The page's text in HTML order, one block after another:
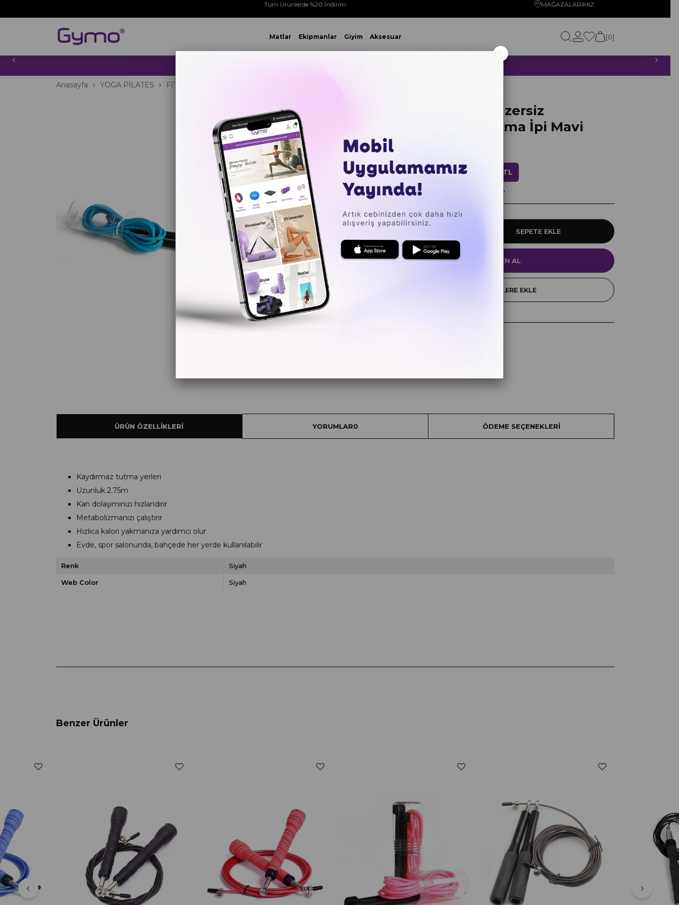
Tüm Ürünlerde %20 İndirim MAĞAZALARIMIZ
Matlar Ekipmanlar Giyim Aksesuar 0
Anasayfa YOGA PİLATES FITNESS
Gymo Kutulu Egzersiz
Antrenman Atlama İpi Mavi
₺599,00
Sepette %20 İndirim 479,20 TL
₺115,06 `den başlayan taksitlerle
FAVORILERE EKLE
ÜRÜN ÖZELLIKLERI YORUMLAR0 ÖDEME SEÇENEKLERI
Kaydırmaz tutma yerleri
Uzunluk 2.75m
Kan dolaşımınızı hızlandırır
Metabolizmanızı çalıştırır
Hızlıca kalori yakmanıza yardımcı olur
Evde, spor salonunda, bahçede her yerde kullanılabilir
Renk Siyah
Web Color Siyah
Benzer Ürünler